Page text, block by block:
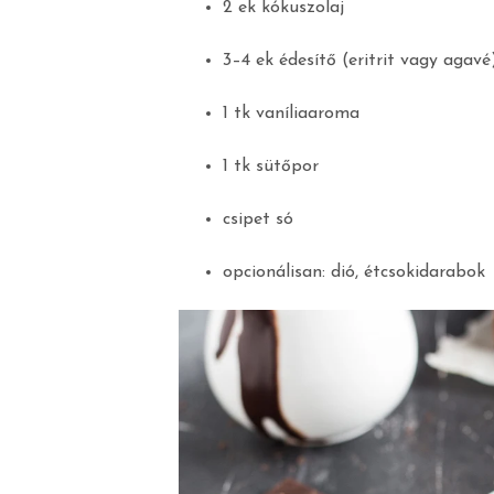
2 ek kókuszolaj
3–4 ek édesítő (eritrit vagy
1 tk vaníliaaroma
1 tk sütőpor
csipet só
opcionálisan: dió, étcsokidarabok